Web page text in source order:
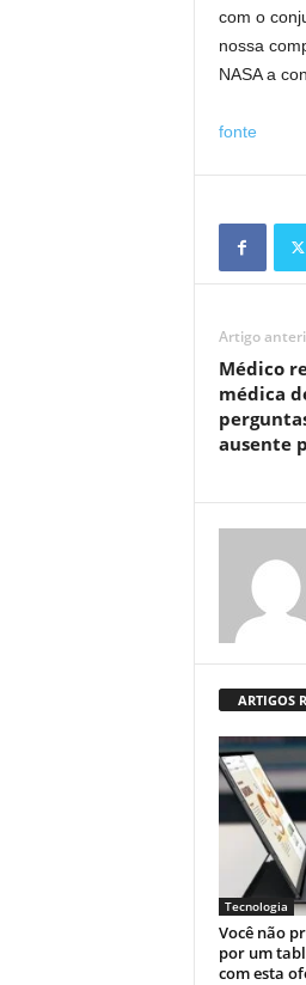
com o
nossa
NASA a
fonte
Artigo
Médico
médica
ausente
ARTIGOS
Tecnologia
Você não
por um
com esta